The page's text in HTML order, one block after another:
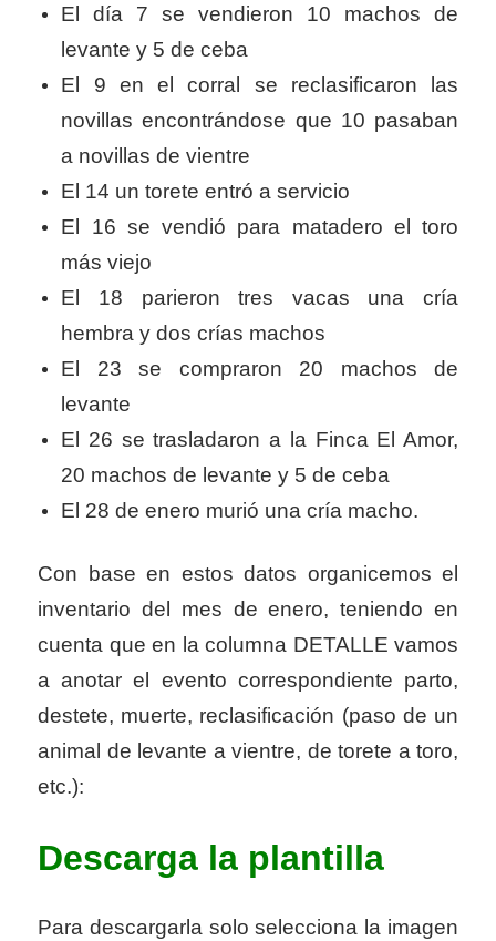
El día 7 se vendieron 10 machos de
levante y 5 de ceba
El 9 en el corral se reclasificaron las
novillas encontrándose que 10 pasaban
a novillas de vientre
El 14 un torete entró a servicio
El 16 se vendió para matadero el toro
más viejo
El 18 parieron tres vacas una cría
hembra y dos crías machos
El 23 se compraron 20 machos de
levante
El 26 se trasladaron a la Finca El Amor,
20 machos de levante y 5 de ceba
El 28 de enero murió una cría macho.
Con base en estos datos organicemos el
inventario del mes de enero, teniendo en
cuenta que en la columna DETALLE vamos
a anotar el evento correspondiente parto,
destete, muerte, reclasificación (paso de un
animal de levante a vientre, de torete a toro,
etc.):
Descarga la plantilla
Para descargarla solo selecciona la imagen